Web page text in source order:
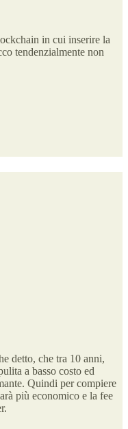
in cui inserire la
tendenzialmente non
detto, che tra 10 anni,
a basso costo ed
Quindi per compiere
più economico e la fee